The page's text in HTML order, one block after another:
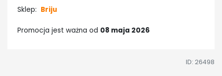
Sklep: Briju
Promocja jest ważna od 08 maja 2026
ID: 26498